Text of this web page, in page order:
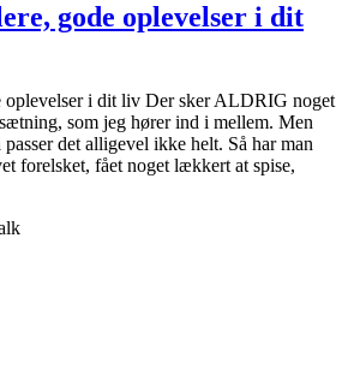
gode oplevelser i dit
oplevelser i dit liv Der sker ALDRIG noget
som jeg hører ind i mellem. Men
det alligevel ikke helt. Så har man
forelsket, fået noget lækkert at spise,